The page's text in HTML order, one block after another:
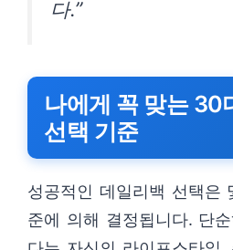
다.”
나에게 꼭 맞는 30
선택 기준
성공적인 데일리백 선택은
준에 의해 결정됩니다. 단